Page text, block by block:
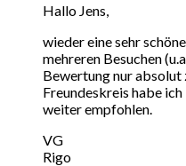
Hallo Jens,
wieder eine sehr
mehreren Besuchen
Bewertung nur absolut
Freundeskreis habe
weiter empfohlen.
VG
Rigo